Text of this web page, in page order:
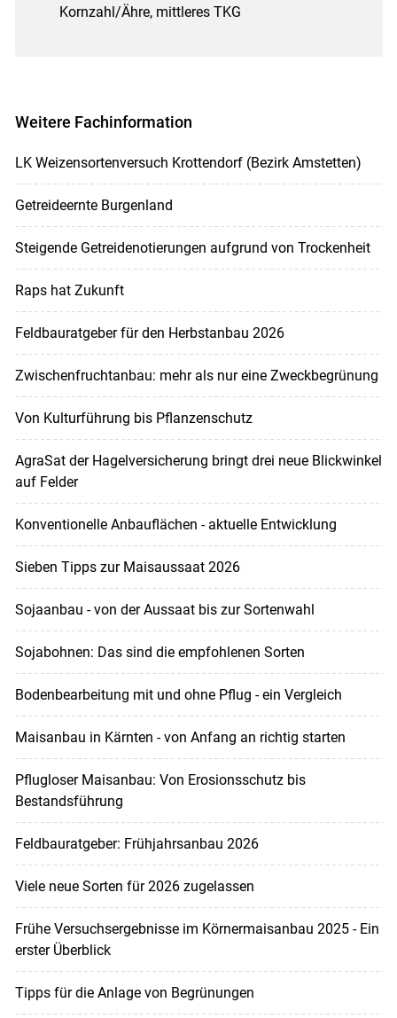
Kornzahl/​Ähre, mittleres TKG
Weitere Fachinformation
LK Weizensortenversuch Krottendorf (Bezirk Amstetten)
Getreideernte Burgenland
Steigende Getreidenotierungen aufgrund von Trockenheit
Raps hat Zukunft
Feldbauratgeber für den Herbstanbau 2026
Zwischenfruchtanbau: mehr als nur eine Zweckbegrünung
Von Kulturführung bis Pflanzenschutz
AgraSat der Hagelversicherung bringt drei neue Blickwinkel
auf Felder
Konventionelle Anbauflächen - aktuelle Entwicklung
Sieben Tipps zur Maisaussaat 2026
Sojaanbau - von der Aussaat bis zur Sortenwahl
Sojabohnen: Das sind die empfohlenen Sorten
Bodenbearbeitung mit und ohne Pflug - ein Vergleich
Maisanbau in Kärnten - von Anfang an richtig starten
Pflugloser Maisanbau: Von Erosionsschutz bis
Bestandsführung
Feldbauratgeber: Frühjahrsanbau 2026
Viele neue Sorten für 2026 zugelassen
Frühe Versuchsergebnisse im Körnermaisanbau 2025 - Ein
erster Überblick
Tipps für die Anlage von Begrünungen